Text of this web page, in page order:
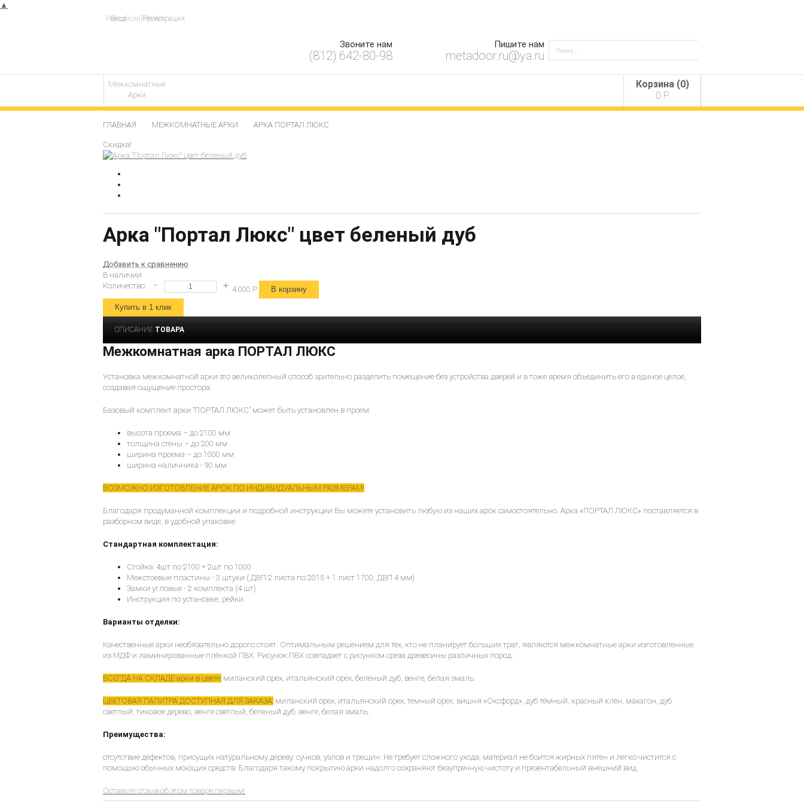
▲
Вход Регистрация
Звоните нам
(812) 642-80-98
Пишите нам
metadoor.ru@ya.ru
Межкомнатные
Арки
Корзина (0)
0 Р
ГЛАВНАЯ МЕЖКОМНАТНЫЕ АРКИ АРКА ПОРТАЛ ЛЮКС
Скидка!
Арка "Портал Люкс" цвет беленый дуб
Добавить к сравнению
В наличии
Количество:
4 000 Р
ОПИСАНИЕ ТОВАРА
Межкомнатная арка ПОРТАЛ ЛЮКС
Установка межкомнатной арки это великолепный способ зрительно разделить помещение без устройства дверей и в тоже время объединить его в единое целое,
создавая ощущение простора.
Базовый комплект арки "ПОРТАЛ ЛЮКС" может быть установлен в проем:
высота проема – до 2100 мм
толщина стены – до 200 мм
ширина проема – до 1000 мм
ширина наличника - 90 мм
ВОЗМОЖНО ИЗГОТОВЛЕНИЕ АРОК ПО ИНДИВИДУАЛЬНЫМ РАЗМЕРАМ!
Благодаря продуманной комплекции и подробной инструкции Вы можете установить любую из наших арок самостоятельно. Арка «ПОРТАЛ ЛЮКС» поставляется в
разборном виде, в удобной упаковке.
Стандартная комплектация:
Стойка: 4шт по 2100 + 2шт по 1000
Межстоевые пластины - 3 штуки ( ДВП 2 листа по 2015 + 1 лист 1700, ДВП 4 мм)
Замки угловые - 2 комплекта (4 шт)
Инструкция по установке, рейки.
Варианты отделки:
Качественные арки необязательно дорого стоят. Оптимальным решением для тех, кто не планирует больших трат, являются межкомнатные арки изготовленные
из МДФ и ламинированные плёнкой ПВХ. Рисунок ПВХ совпадает с рисунком среза древесины различных пород.
ВСЕГДА НА СКЛАДЕ арки в цвете: миланский орех, итальянский орех, беленый дуб, венге, белая эмаль.
ЦВЕТОВАЯ ПАЛИТРА ДОСТУПНАЯ ДЛЯ ЗАКАЗА: миланский орех, итальянский орех, темный орех, вишня «Оксфорд», дуб тёмный, красный клён, махагон, дуб
светлый, тиковое дерево, венге светлый, беленый дуб, венге, белая эмаль.
Преимущества:
отсутствие дефектов, присущих натуральному дереву: сучков, узлов и трещин. Не требует сложного ухода, материал не боится жирных пятен и легко чистится с
помощью обычных моющих средств. Благодаря такому покрытию арки надолго сохраняют безупречную чистоту и презентабельный внешний вид.
Оставьте отзыв об этом товаре первым!